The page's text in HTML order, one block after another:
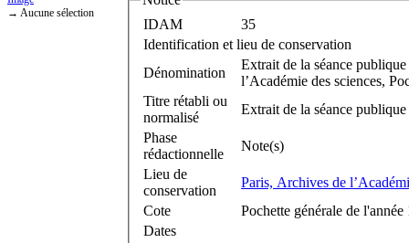
→ Aucune sélection
IDAM
35
Identification et lieu de conservation
Dénomination
Extrait de la séance
l’Académie des sciences,
Titre rétabli ou
normalisé
Extrait de la séance
Phase
rédactionnelle
Note(s)
Lieu de
conservation
Paris, Archives de
Cote
Pochette générale de l'année
Dates